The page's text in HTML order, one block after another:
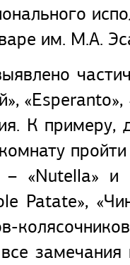
им. М.А.
К примеру,
– «Nutella» и
Patate»,